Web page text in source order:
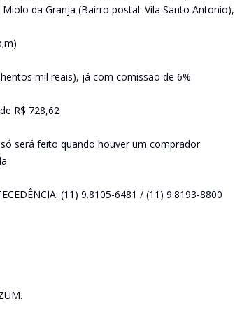
da Granja (Bairro postal: Vila Santo Antonio),
mil reais), já com comissão de 6%
R$ 728,62
será feito quando houver um comprador
(11) 9.8105-6481 / (11) 9.8193-8800